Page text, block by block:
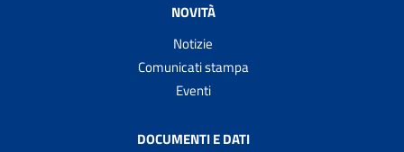
NOVITÀ
Notizie
Comunicati stampa
Eventi
DOCUMENTI E DATI